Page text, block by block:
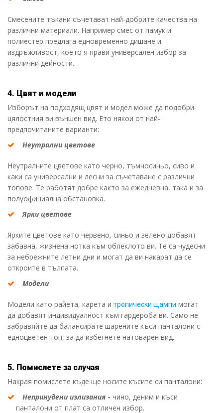
Смесените тъкани съчетават най-добрите качества на
различни материали. Например смес от памук и
полиестер предлага едновременно дишане и
издръжливост, което я прави универсален избор за
различни дейности.
4. Цвят и модели
Изборът на подходящ цвят и модел може да подобри
цялостния ви външен вид. Ето някои от най-
предпочитаните варианти:
Неутрални цветове
Неутралните цветове като черно, тъмносиньо, сиво и
каки са универсални и лесни за съчетаване с различни
топове. Те работят добре както за ежедневна, така и за
полуофициална обстановка.
Ярки цветове
Ярките цветове като червено, синьо и зелено добавят
забавна, жизнена нотка към облеклото ви. Те са чудесни
за небрежните летни дни и могат да ви накарат да се
откроите в тълпата.
Модели
Модели като райета, карета и тропически щампи могат
да добавят индивидуалност към гардероба ви. Само не
забравяйте да балансирате шарените къси панталони с
едноцветен топ, за да избегнете натоварен вид.
5. Помислете за случая
Накрая помислете къде ще носите късите си панталони:
Непринудени излизания -чино, деним и къси
панталони от плат са отличен избор.